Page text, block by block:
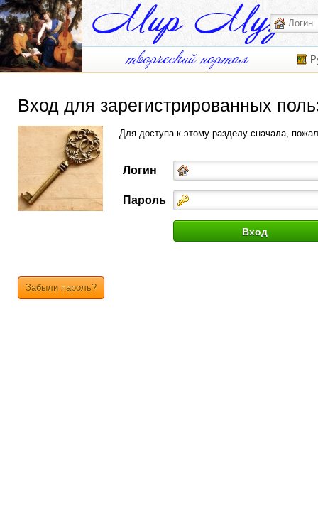
Вход для зарегистрированных
Для доступа к этому разделу сначала,
Логин
Пароль
Забыли пароль?